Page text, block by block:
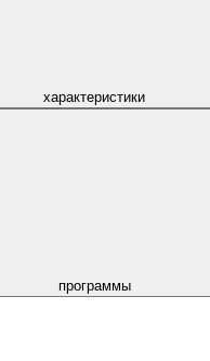
характеристики
программы